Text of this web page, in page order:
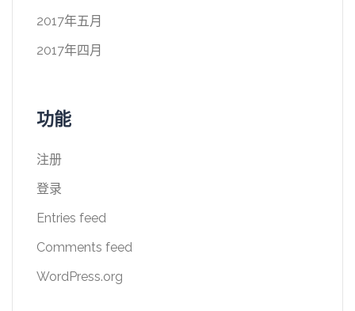
2017年五月
2017年四月
功能
注册
登录
Entries feed
Comments feed
WordPress.org